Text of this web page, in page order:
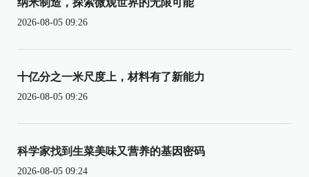
2026-08-05 09:26
十亿分之一米尺度上，材料有了新能力
2026-08-05 09:26
科学家找到生菜美味又营养的基因密码
2026-08-05 09:24